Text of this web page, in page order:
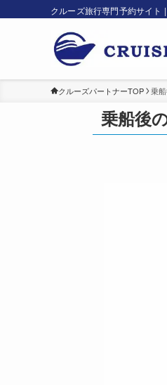
クルーズ旅行専門予約サイト
クルーズパートナーTOP 乗
乗船後